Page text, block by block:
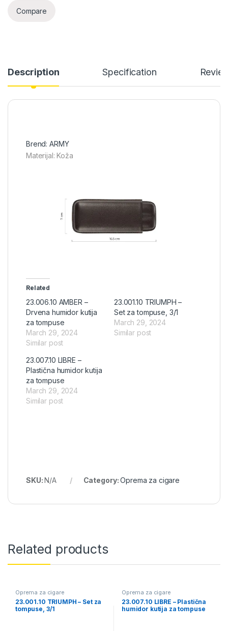
Compare
Description Specification
Brend: ARMY
Materijal: Koža
Related
23.006.10 AMBER –
Drvena humidor kutija
za tompuse
March 29, 2024
Similar post
23.001.10 TRIUMPH –
Set za tompuse, 3/1
March 29, 2024
Similar post
23.007.10 LIBRE –
Plastična humidor kutija
za tompuse
March 29, 2024
Similar post
SKU:N/A Category:Oprema za cigare
Related products
Oprema za cigare
23.001.10 TRIUMPH – Set za
tompuse, 3/1
Oprema za cigare
23.007.10 LIBRE – Plastična
humidor kutija za tompuse